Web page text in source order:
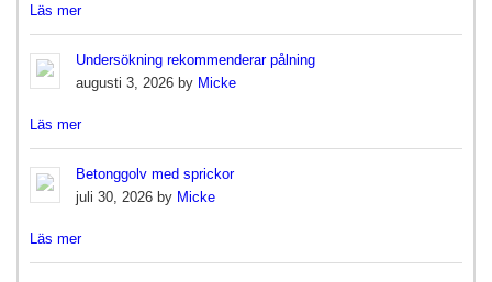
Läs mer
Undersökning rekommenderar pålning
augusti 3, 2026 by Micke
Läs mer
Betonggolv med sprickor
juli 30, 2026 by Micke
Läs mer